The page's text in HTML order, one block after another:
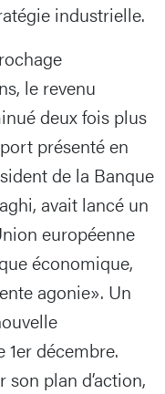
industrielle.
le revenu
deux fois plus
présenté en
de la Banque
avait lancé un
européenne
économique,
agonie». Un
décembre.
plan d’action,